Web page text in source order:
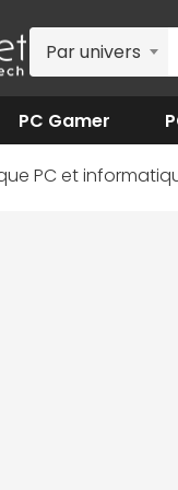
Par univers
PC Gamer
PC et